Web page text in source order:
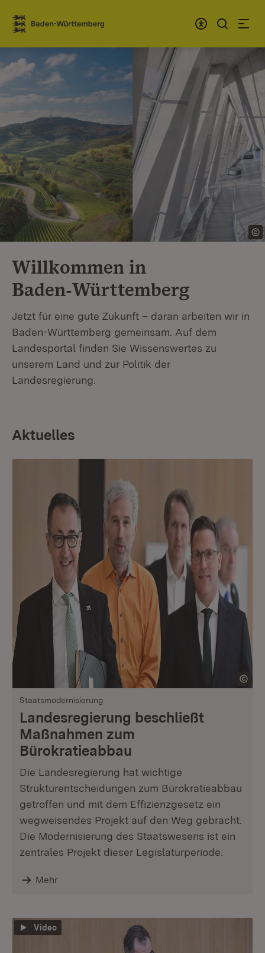
Zum Inhalt springen
Link zur Startseite
Willkommen in
Baden‑Württemberg
Jetzt für eine gute Zukunft – daran arbeiten wir in
Baden-Württemberg gemeinsam. Auf dem
Landesportal finden Sie Wissenswertes zu
unserem Land und zur Politik der
Landesregierung.
Aktuelles
Staatsmodernisierung
Landesregierung beschließt
Maßnahmen zum
Bürokratieabbau
Die Landesregierung hat wichtige
Strukturentscheidungen zum Bürokratieabbau
getroffen und mit dem Effizienzgesetz ein
wegweisendes Projekt auf den Weg gebracht.
Die Modernisierung des Staatswesens ist ein
zentrales Projekt dieser Legislaturperiode.
Mehr
Video